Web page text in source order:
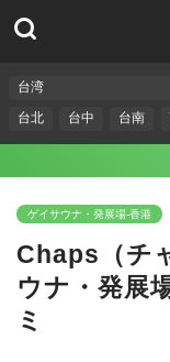
台湾
台北
台中 台南
ゲイサウナ・発展場-香港
Chaps（チ
ウナ・発展
ミ